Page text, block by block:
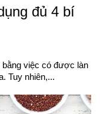
đủ 4 bí
việc có được làn
Tuy nhiên,...